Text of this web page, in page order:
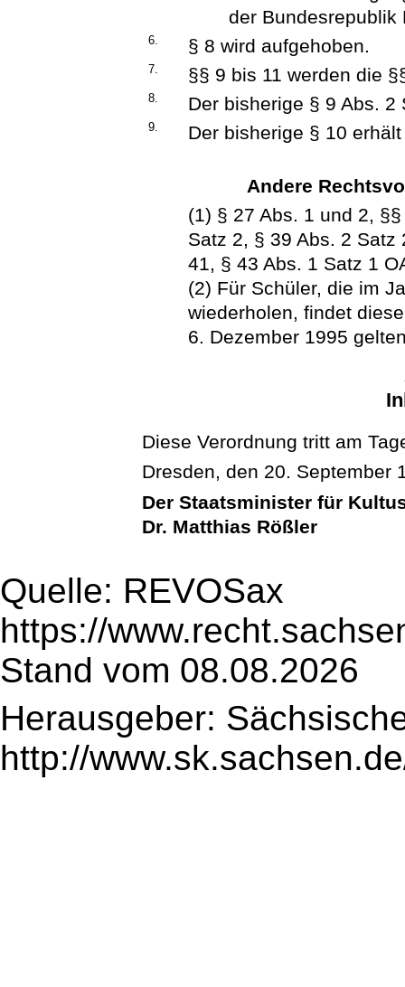
der Bundesrepublik
6. § 8 wird aufgehoben.
7. §§ 9 bis 11 werden die
8. Der bisherige § 9 Abs.
9. Der bisherige § 10
Andere
(1) § 27 Abs. 1 und 2,
Satz 2, § 39 Abs. 2
41, § 43 Abs. 1 Satz 1
(2) Für Schüler, die im
wiederholen, findet
6. Dezember 1995
Diese Verordnung tritt am
Dresden, den 20. September
Der Staatsminister für
Dr. Matthias Rößler
Quelle: REVOSax
https://
Stand vom 08.08.2026
Herausgeber:
http://